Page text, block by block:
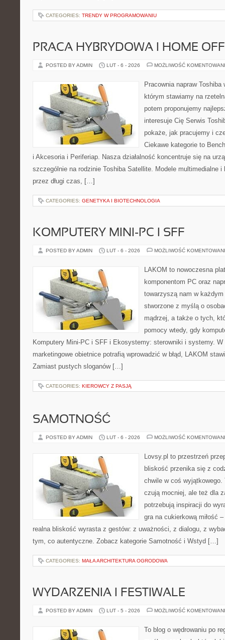
CATEGORIES: TRENDY W PROGRAMOWANIU
PRACA HYBRYDOWA I HOME
POSTED BY ADMIN LUT - 6 - 2026 MOŻLIWOŚĆ
Pracownia napraw
którym stawiamy na
potem proponujemy
interesuje Cię Serwis
pokaże, jak pracujemy i
Ciekawe kategorie to
i Akcesoria i Periferiap. Nasza działalność koncentruje się na
szczególnie na rodzinie Toshiba Satellite. Modele multimedialne i
przez długi czas, […]
CATEGORIES: GENETYKA I BIOTECHNOLOGIA
KOMPUTERY MINI-PC I SFF
POSTED BY ADMIN LUT - 6 - 2026 MOŻLIWOŚĆ
LAKOM to nowoczesna
komponentom PC oraz
towarzyszą nam w
stworzone z myślą o
mądrzej, a także o tych,
pomocy wtedy, gdy
Komputery Mini-PC i SFF i Ekosystemy: sterowniki i systemy.
marketingowe obietnice potrafią wprowadzić w błąd, LAKOM
Zamiast pustych sloganów […]
CATEGORIES: KIEROWCY Z PASJĄ
SAMOTNOŚĆ
POSTED BY ADMIN LUT - 6 - 2026 MOŻLIWOŚĆ
Lovsy.pl to przestrzeń
bliskość przenika się z
chwile w coś
czują mocniej, ale też dla
potrzebują inspiracji do
gra na cukierkową miłość
realna bliskość wyrasta z gestów: z uważności, z dialogu, z
tym, co autentyczne. Zobacz kategorie Samotność i Wstyd […]
CATEGORIES: MAŁA ARCHITEKTURA OGRODOWA
WYDARZENIA I FESTIWALE
POSTED BY ADMIN LUT - 5 - 2026 MOŻLIWOŚĆ
To blog o wędrowaniu po